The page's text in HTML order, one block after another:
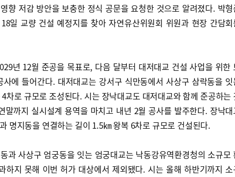
향 저감 방안을 보충한 정식 공문을 요청한 것으로 알려졌다. 박형
일 교량 건설 예정지를 찾아 자연유산위원회 위원과 현장 간담회
년 12월 준공을 목표로, 다음 달부터 대저대교 건설 사업을 위한
사에 들어간다. 대저대교는 강서구 식만동에서 사상구 삼락동을 잇
차로 규모로 조성된다. 시는 장낙대교도 대저대교와 함께 준공하는
말까지 실시설계 용역을 마치고 내년 2월 공사를 발주한다. 장낙대
명지동을 연결하는 길이 1.5㎞ 왕복 6차로 규모로 건설된다.
과 사상구 엄궁동을 잇는 엄궁대교는 낙동강유역환경청의 소규모
하지 못해 이번 허가 대상에서 제외됐다. 시는 올해 하반기까지 소